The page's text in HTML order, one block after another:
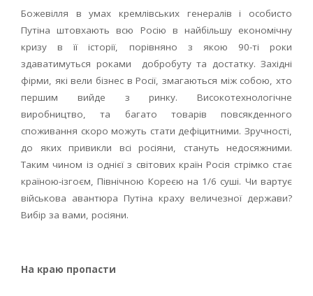
Божевілля в умах кремлівських генералів і особисто
Путіна штовхають всю Росію в найбільшу економічну
кризу в її історії, порівняно з якою 90-ті роки
здаватимуться роками добробуту та достатку. Західні
фірми, які вели бізнес в Росії, змагаються між собою, хто
першим вийде з ринку. Високотехнологічне
виробництво, та багато товарів повсякденного
споживання скоро можуть стати дефіцитними. Зручності,
до яких привикли всі росіяни, стануть недосяжними.
Таким чином із однієї з світових країн Росія стрімко стає
країною-ізгоєм, Північною Кореєю на 1/6 суші. Чи вартує
військова авантюра Путіна краху величезної держави?
Вибір за вами, росіяни.
На краю пропасти